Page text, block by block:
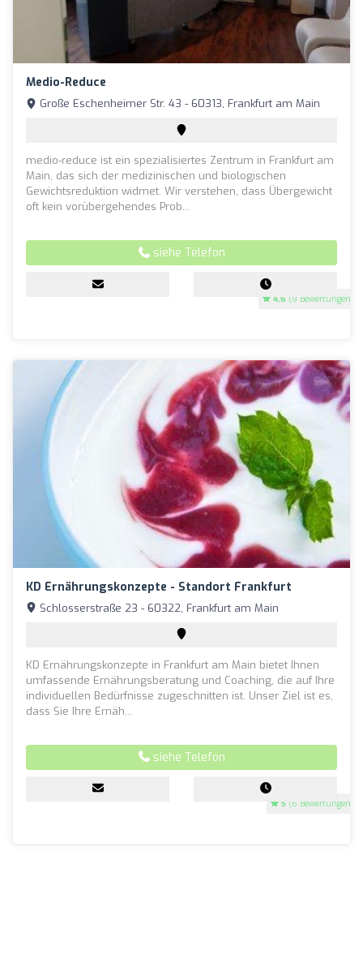
Medio-Reduce
4.6 (9 Bewertungen)
Große Eschenheimer Str. 43 - 60313, Frankfurt am Main
medio-reduce ist ein spezialisiertes Zentrum in Frankfurt am
Main, das sich der medizinischen und biologischen
Gewichtsreduktion widmet. Wir verstehen, dass Übergewicht
oft kein vorübergehendes Prob...
siehe Telefon
KD Ernährungskonzepte - Standort Frankfurt
5 (6 Bewertungen)
Schlosserstraße 23 - 60322, Frankfurt am Main
KD Ernährungskonzepte in Frankfurt am Main bietet Ihnen
umfassende Ernährungsberatung und Coaching, die auf Ihre
individuellen Bedürfnisse zugeschnitten ist. Unser Ziel ist es,
dass Sie Ihre Ernäh...
siehe Telefon